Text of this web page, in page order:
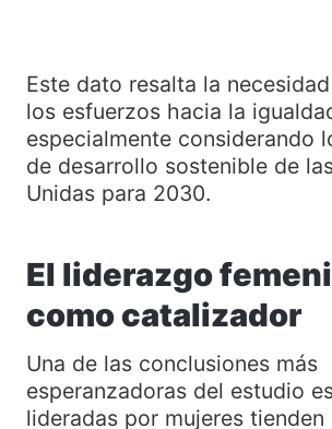
Este dato resalta la
los esfuerzos hacia la
especialmente considerando
de desarrollo sostenible de
Unidas para 2030.
El liderazgo
como catalizador
Una de las conclusiones más
esperanzadoras del estudio
lideradas por mujeres tienden